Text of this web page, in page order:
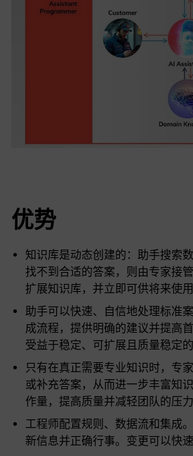
优势
知识库是动态创建的：助手搜索
找不到合适的答案，则由专家接
扩展知识库，并立即可供将来使用
助手可以快速、自信地处理标准
成流程，提供明确的建议并提高
受益于稳定、可扩展且质量稳定的
只有在真正需要专业知识时，专
或补充答案，从而进一步丰富知
作量，提高质量并减轻团队的压力
工程师配置规则、数据流和集成
新信息并正确行事。变更可以快